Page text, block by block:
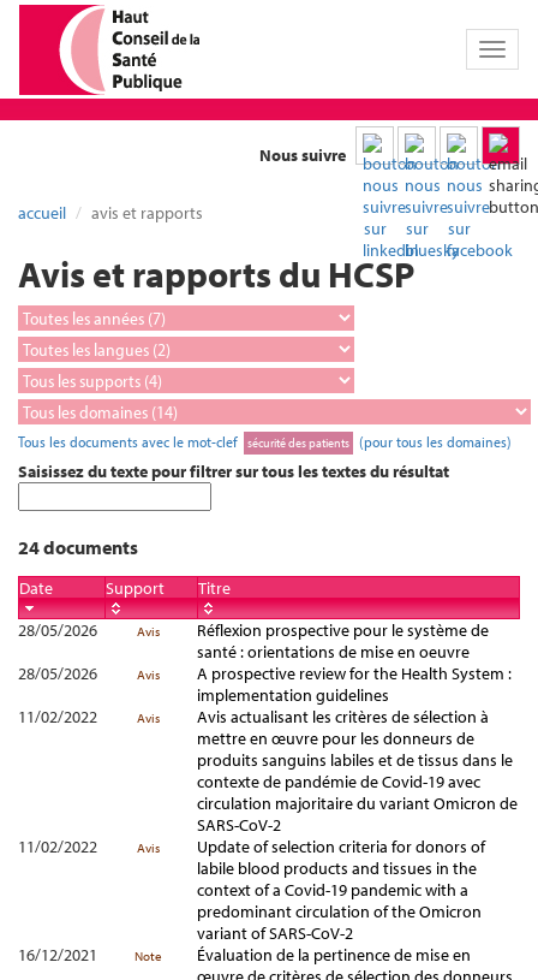
Toggle
Nous suivre
accueil avis et rapports
Avis et rapports du HCSP
Tous les documents avec le mot-clef sécurité des patients (pour tous les domaines)
Saisissez du texte pour filtrer sur tous les textes du résultat
24 documents
Date Support
Titre
28/05/2026
Avis
Réflexion prospective pour le système de
santé : orientations de mise en oeuvre
28/05/2026
Avis
A prospective review for the Health System :
implementation guidelines
11/02/2022
Avis
Avis actualisant les critères de sélection à
mettre en œuvre pour les donneurs de
produits sanguins labiles et de tissus dans le
contexte de pandémie de Covid-19 avec
circulation majoritaire du variant Omicron de
SARS-CoV-2
11/02/2022
Avis
Update of selection criteria for donors of
labile blood products and tissues in the
context of a Covid-19 pandemic with a
predominant circulation of the Omicron
variant of SARS-CoV-2
16/12/2021
Note
Évaluation de la pertinence de mise en